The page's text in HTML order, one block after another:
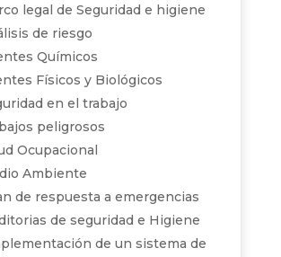
legal de Seguridad e higiene
de riesgo
Químicos
Físicos y Biológicos
en el trabajo
peligrosos
Ocupacional
Ambiente
de respuesta a emergencias
de seguridad e Higiene
de un sistema de